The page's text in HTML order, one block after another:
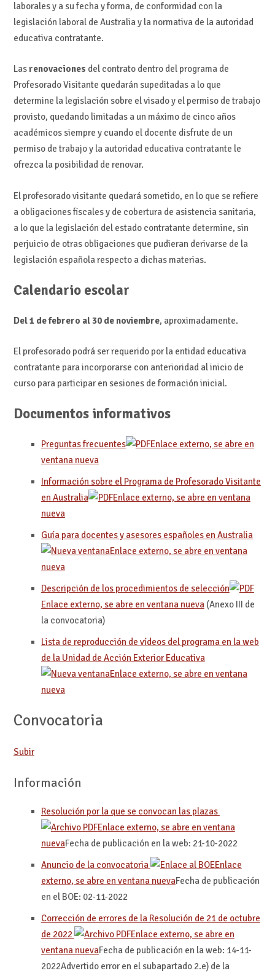
laborales y a su fecha y forma, de conformidad con la
legislación laboral de Australia y la normativa de la autoridad
educativa contratante.
Lasrenovaciones del contrato dentro del programa de
Profesorado Visitante quedarán supeditadas a lo que
determine la legislación sobre el visado y el permiso de trabajo
provisto, quedando limitadas a un máximo de cinco años
académicos siempre y cuando el docente disfrute de un
permiso de trabajo y la autoridad educativa contratante le
ofrezca la posibilidad de renovar.
El profesorado visitante quedará sometido, en lo que se refiere
a obligaciones fiscales y de cobertura de asistencia sanitaria,
a lo que la legislación del estado contratante determine, sin
perjuicio de otras obligaciones que pudieran derivarse de la
legislación española respecto a dichas materias.
Calendario escolar
Del 1 de febrero al 30 de noviembre, aproximadamente.
El profesorado podrá ser requerido por la entidad educativa
contratante para incorporarse con anterioridad al inicio de
curso para participar en sesiones de formación inicial.
Documentos informativos
Preguntas frecuentes
Enlace externo, se abre en
ventana nueva
Información sobre el Programa de Profesorado Visitante
en Australia
Enlace externo, se abre en ventana
nueva
Guía para docentes y asesores españoles en Australia
Enlace externo, se abre en ventana
nueva
Descripción de los procedimientos de selección
Enlace externo, se abre en ventana nueva(Anexo III de
la convocatoria)
Lista de reproducción de vídeos del programa en la web
de la Unidad de Acción Exterior Educativa
Enlace externo, se abre en ventana
nueva
Convocatoria
Subir
Información
Resolución por la que se convocan las plazas
Enlace externo, se abre en ventana
nuevaFecha de publicación en la web: 21-10-2022
Anuncio de la convocatoria
Enlace
externo, se abre en ventana nuevaFecha de publicación
en el BOE: 02-11-2022
Corrección de errores de la Resolución de 21 de octubre
de 2022
Enlace externo, se abre en
ventana nuevaFecha de publicación en la web: 14-11-
2022Advertido error en el subapartado 2.e) de la